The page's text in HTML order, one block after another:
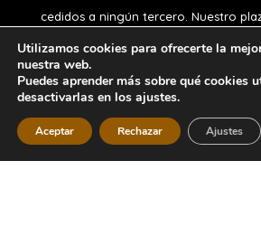
cedidos a ningún tercero. Nuestro
conservación, si usted no es hermano,
Puede ejercitar sus derechos de
oposición, supresión, portabilidad o
objeto de decisiones automatizadas,
Utilizamos cookies para ofrecerte la
nuestra web.
Puedes aprender más sobre qué cookies
desactivarlas en los ajustes.
Aceptar Rechazar Ajustes